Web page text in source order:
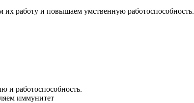
работу и повышаем умственную работоспособность.
и работоспособность.
иммунитет